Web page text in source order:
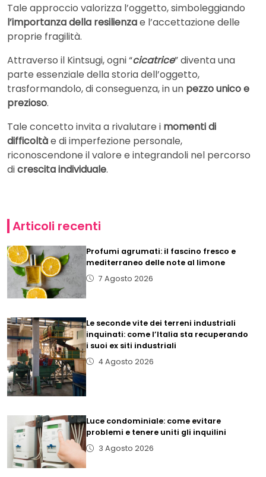
Tale approccio valorizza l’oggetto, simboleggiando
l’importanza della resilienzae l’accettazione delle
proprie fragilità.
Attraverso il Kintsugi, ogni “cicatrice” diventa una
parte essenziale della storia dell’oggetto,
trasformandolo, di conseguenza, in un pezzo unico e
prezioso.
Tale concetto invita a rivalutare i momenti di
difficoltàe di imperfezione personale,
riconoscendone il valore e integrandoli nel percorso
dicrescita individuale.
Articoli recenti
Profumi agrumati: il fascino fresco e
mediterraneo delle note al limone
7 Agosto 2026
Le seconde vite dei terreni industriali
inquinati: come l’Italia sta recuperando
i suoi ex siti industriali
4 Agosto 2026
Luce condominiale: come evitare
problemi e tenere uniti gli inquilini
3 Agosto 2026